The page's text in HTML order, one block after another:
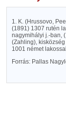
1. K. (Hrussovo,
(1891) 1307 rutén
nagymihályi j.-ban,
(Zahling),
1001 német
Forrás: Pallas